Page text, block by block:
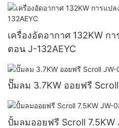
เครื่องอัดอากาศ 132KW ก
ตอน J-132AEYC
ปั๊มลม 3.7KW ออยฟรี
ปั้มลมออยฟรี Scroll 7.5KW